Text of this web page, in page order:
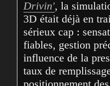
Drivin', la
3D était déjà en
sérieux cap :
fiables, gestion
influence de la
taux de